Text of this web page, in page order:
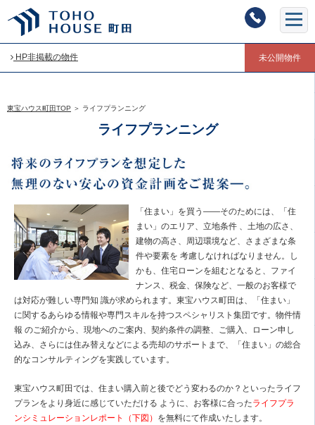
HP非掲載の物件 未公開物件
東宝ハウス町田TOP ＞ ライフプランニング
ライフプランニング
「住まい」を買う――そのためには、「住
まい」のエリア、立地条件 、土地の広さ、
建物の高さ、周辺環境など、さまざまな条
件や要素を 考慮しなければなりません。し
かも、住宅ローンを組むとなると、ファイ
ナンス、税金、保険など、一般のお客様で
は対応が難しい専門知 識が求められます。東宝ハウス町田は、「住まい」
に関するあらゆる情報や専門スキルを持つスペシャリスト集団です。物件情
報 のご紹介から、現地へのご案内、契約条件の調整、ご購入、ローン申し
込み、さらには住み替えなどによる売却のサポートまで、「住まい」の総合
的なコンサルティングを実践しています。
東宝ハウス町田では、住まい購入前と後でどう変わるのか？といったライフ
プランをより身近に感じていただける ように、お客様に合ったライフプラ
ンシミュレーションレポート（下図） を無料にて作成いたします。